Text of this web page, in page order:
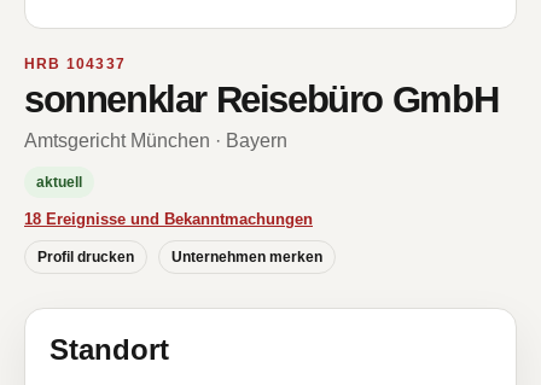
HRB 104337
sonnenklar Reisebüro GmbH
Amtsgericht München · Bayern
aktuell
18 Ereignisse und Bekanntmachungen
Profil drucken Unternehmen merken
Standort